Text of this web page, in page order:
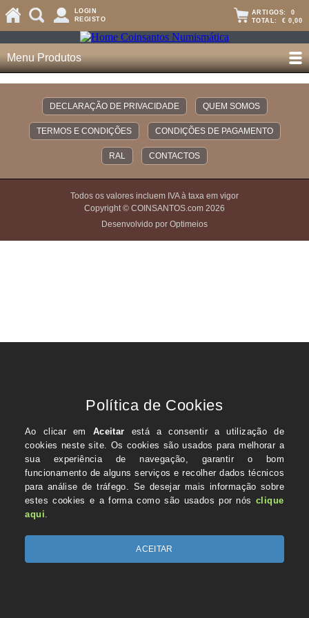
LOGIN
REGISTO
ARTIGOS: 0
TOTAL: € 0,00
Menu Produtos
DECLARAÇÃO DE PRIVACIDADE QUEM SOMOS
TERMOS E CONDIÇÕES CONDIÇÕES DE PAGAMENTO
RAL CONTACTOS
Todos os valores incluem IVA à taxa em vigor
Copyright © COINSANTOS.com 2026
Desenvolvido por Optimeios